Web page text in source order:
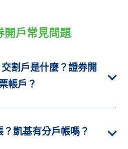
開戶常見問題
割戶是什麼？證券開
帳戶？
凱基有分戶帳嗎？